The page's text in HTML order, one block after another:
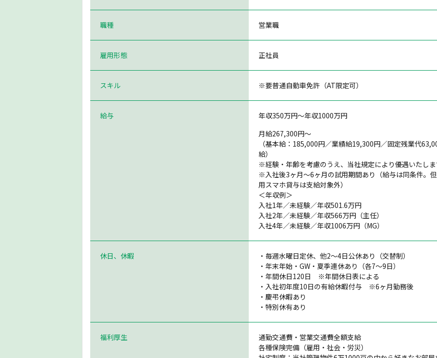
職種 営業職
雇用形態 正社員
スキル ※要普通自動車免許（AT限定可）
給与
年収350万円〜年収1000万円
月給267,300円～
（基本給：185,000円／業績給19,300円／固定残業代
給）
※経験・年齢を考慮のうえ、当社規定により優遇いたしま
※入社後3ヶ月〜6ヶ月の試用期間あり（給与は同条件。
用スマホ貸与は支給対象外）
＜年収例＞
入社1年／未経験／年収501.6万円
入社2年／未経験／年収566万円（主任）
入社4年／未経験／年収1006万円（MG）
休日、休暇
・毎週水曜日定休、他2〜4日公休あり（交替制）
・年末年始・GW・夏季連休あり（各7〜9日）
・年間休日120日 ※年間休日表による
・入社初年度10日の有給休暇付与 ※6ヶ月勤務後
・慶弔休暇あり
・特別休有あり
福利厚生
通勤交通費・営業交通費全額支給
各種保険完備（雇用・社会・労災）